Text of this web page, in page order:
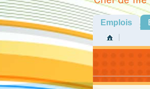
Emplois